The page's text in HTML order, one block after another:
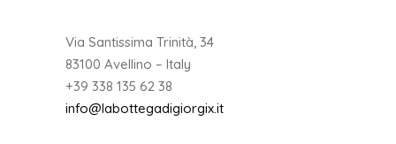
Via Santissima Trinità, 34
83100 Avellino – Italy
+39 338 135 62 38
info@labottegadigiorgix.it